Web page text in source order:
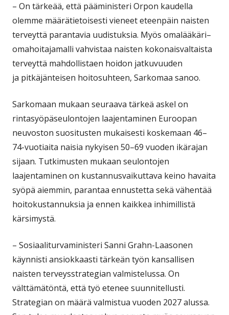
– On tärkeää, että pääministeri Orpon kaudella
olemme määrätietoisesti vieneet eteenpäin naisten
terveyttä parantavia uudistuksia. Myös omalääkäri–
omahoitajamalli vahvistaa naisten kokonaisvaltaista
terveyttä mahdollistaen hoidon jatkuvuuden
ja pitkäjänteisen hoitosuhteen, Sarkomaa sanoo.
Sarkomaan mukaan seuraava tärkeä askel on
rintasyöpäseulontojen laajentaminen Euroopan
neuvoston suositusten mukaisesti koskemaan 46–
74-vuotiaita naisia nykyisen 50–69 vuoden ikärajan
sijaan. Tutkimusten mukaan seulontojen
laajentaminen on kustannusvaikuttava keino havaita
syöpä aiemmin, parantaa ennustetta sekä vähentää
hoitokustannuksia ja ennen kaikkea inhimillistä
kärsimystä.
– Sosiaaliturvaministeri Sanni Grahn-Laasonen
käynnisti ansiokkaasti tärkeän työn kansallisen
naisten terveysstrategian valmistelussa. On
välttämätöntä, että työ etenee suunnitellusti.
Strategian on määrä valmistua vuoden 2027 alussa.